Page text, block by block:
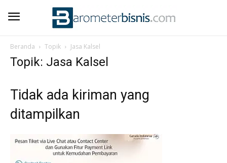
Beranda Topik Jasa Kalsel
Topik: Jasa Kalsel
Tidak ada kiriman yang
ditampilkan